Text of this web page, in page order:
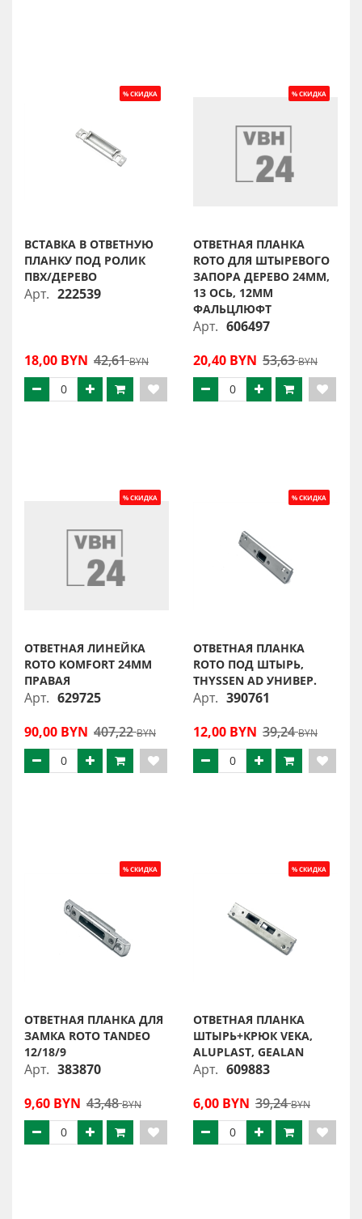
ВСТАВКА В ОТВЕТНУЮ
ПЛАНКУ ПОД РОЛИК
ПВХ/ДЕРЕВО
Арт. 222539
18,00 BYN 42,61BYN
ОТВЕТНАЯ ПЛАНКА
ROTO ДЛЯ ШТЫРЕВОГО
ЗАПОРА ДЕРЕВО 24ММ,
13 ОСЬ, 12ММ
ФАЛЬЦЛЮФТ
Арт. 606497
20,40 BYN 53,63BYN
ОТВЕТНАЯ ЛИНЕЙКА
ROTO KOMFORT 24ММ
ПРАВАЯ
Арт. 629725
90,00 BYN 407,22BYN
ОТВЕТНАЯ ПЛАНКА
ROTO ПОД ШТЫРЬ,
THYSSEN AD УНИВЕР.
Арт. 390761
12,00 BYN 39,24BYN
ОТВЕТНАЯ ПЛАНКА ДЛЯ
ЗАМКА ROTO TANDEO
12/18/9
Арт. 383870
9,60 BYN 43,48BYN
ОТВЕТНАЯ ПЛАНКА
ШТЫРЬ+КРЮК VEKA,
ALUPLAST, GEALAN
Арт. 609883
6,00 BYN 39,24BYN